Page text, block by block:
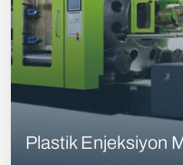
Plastik Enjeksiyon